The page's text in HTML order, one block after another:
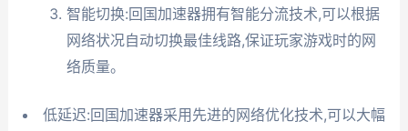
智能切换:回国加速器拥有智能分流技术,可以根据
网络状况自动切换最佳线路,保证玩家游戏时的网
络质量。
低延迟:回国加速器采用先进的网络优化技术,可以大幅